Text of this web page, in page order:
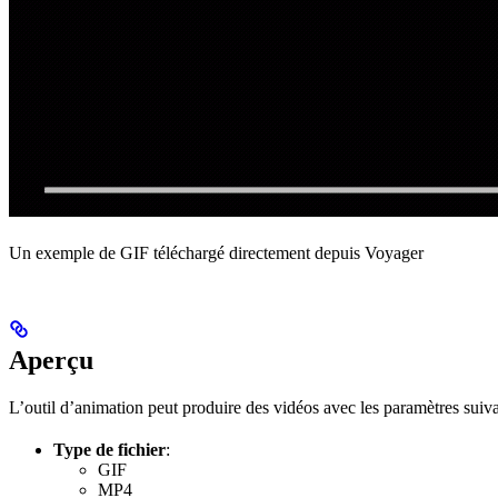
Un exemple de GIF téléchargé directement depuis Voyager
Aperçu
L’outil d’animation peut produire des vidéos avec les paramètres
Type de fichier:
GIF
MP4